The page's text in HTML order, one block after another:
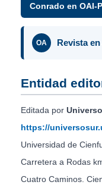
Conrado en OAI-
OA Revista
Entidad
Editada por
https://
Universidad de
Carretera a Rodas
Cuatro Caminos.